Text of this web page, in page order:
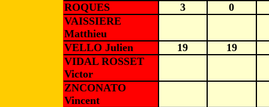
ROQUES
3
0
VAISSIERE
Matthieu
VELLO Julien
19
19
VIDAL ROSSET
Victor
ZNCONATO
Vincent